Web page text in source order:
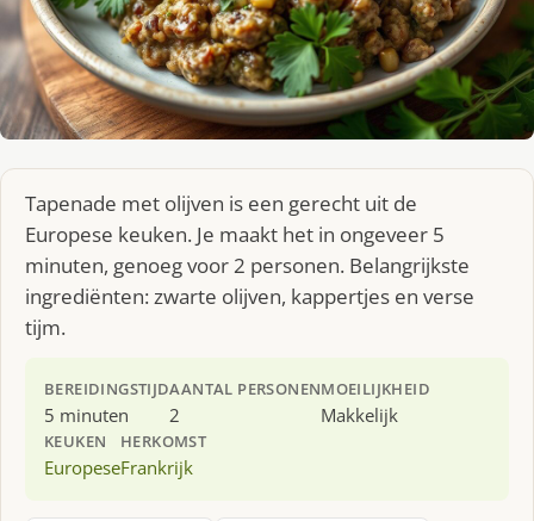
Tapenade met olijven is een gerecht uit de
Europese keuken. Je maakt het in ongeveer 5
minuten, genoeg voor 2 personen. Belangrijkste
ingrediënten: zwarte olijven, kappertjes en verse
tijm.
BEREIDINGSTIJD
5 minuten
AANTAL PERSONEN
2
MOEILIJKHEID
Makkelijk
KEUKEN
Europese
HERKOMST
Frankrijk